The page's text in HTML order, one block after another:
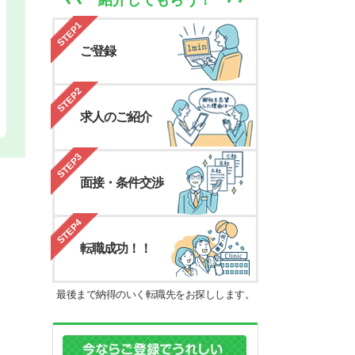
STEP1
ご登録
STEP2
求人のご紹介
STEP3
面接・条件交渉
STEP4
転職成功！！
最後まで納得のいく転職先をお探しします。